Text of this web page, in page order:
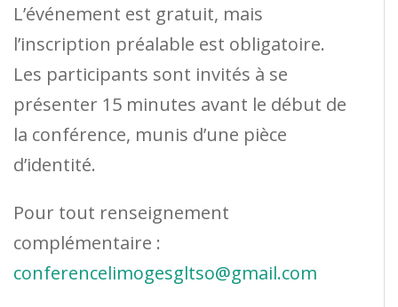
L’événement est gratuit, mais
l’inscription préalable est obligatoire.
Les participants sont invités à se
présenter 15 minutes avant le début de
la conférence, munis d’une pièce
d’identité.
Pour tout renseignement
complémentaire :
conferencelimogesgltso@gmail.com